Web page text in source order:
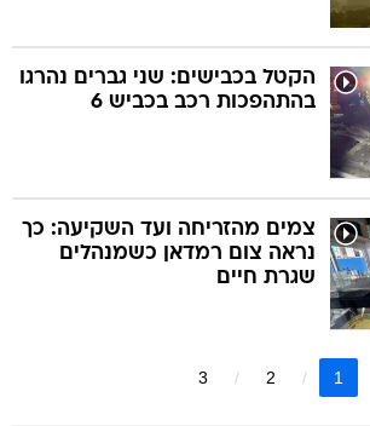
הקטל בכבישים: שני גברים נהרגו
בהתהפכות רכב בכביש 6
צמים מהזריחה ועד השקיעה: כך
נראה צום רמדאן כשמנהלים
שגרת חיים
1
2
3